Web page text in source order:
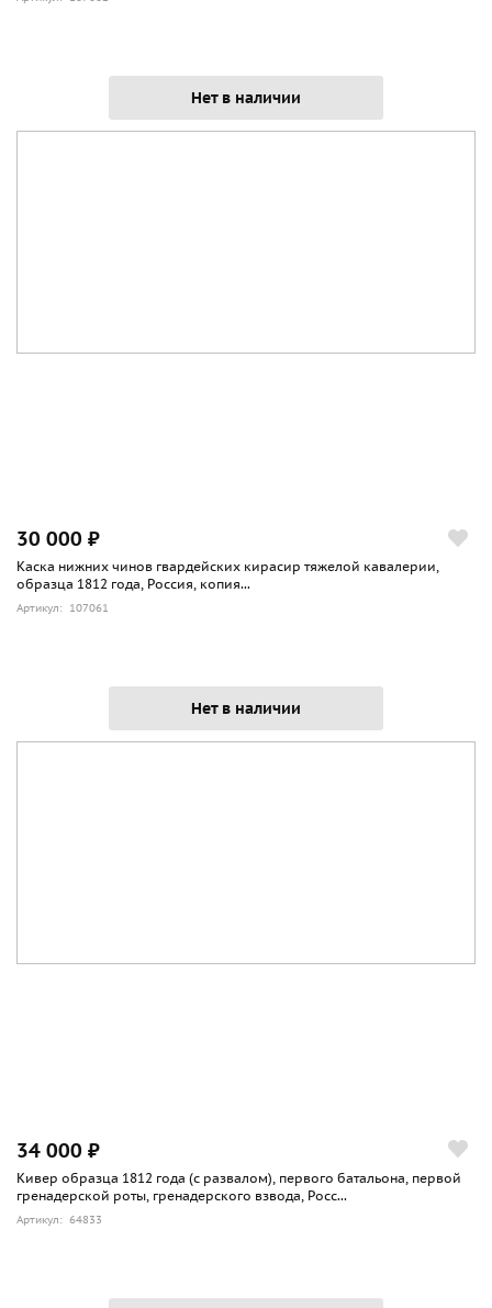
Нет в наличии
30 000 ₽
Каска нижних чинов гвардейских кирасир тяжелой кавалерии,
образца 1812 года, Россия, копия...
Артикул: 107061
Нет в наличии
34 000 ₽
Кивер образца 1812 года (с развалом), первого батальона, первой
гренадерской роты, гренадерского взвода, Росс...
Артикул: 64833